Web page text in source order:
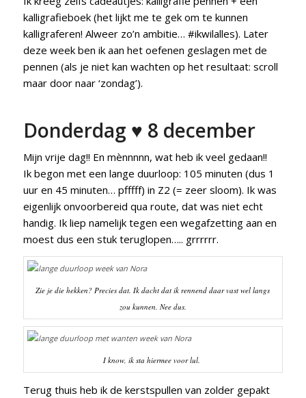
kalligrafieboek (het lijkt me te gek om te kunnen
kalligraferen! Alweer zo’n ambitie… #ikwilalles). Later
deze week ben ik aan het oefenen geslagen met de
pennen (als je niet kan wachten op het resultaat: scroll
maar door naar ‘zondag’).
Donderdag ♥ 8 december
Mijn vrije dag!! En mènnnnn, wat heb ik veel gedaan!!
Ik begon met een lange duurloop: 105 minuten (dus 1
uur en 45 minuten… pfffff) in Z2 (= zeer sloom). Ik was
eigenlijk onvoorbereid qua route, dat was niet echt
handig. Ik liep namelijk tegen een wegafzetting aan en
moest dus een stuk teruglopen….. grrrrrr.
Zie je die hekken? Precies dat. Ik dacht dat ik rennend daar vast wel langs
zou kunnen. Nee dus.
I know, ik sta hiermee voor lul.
Terug thuis heb ik de kerstspullen van zolder gepakt